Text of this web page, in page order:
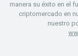
manera su éxito en el
criptomercado en
nuestro